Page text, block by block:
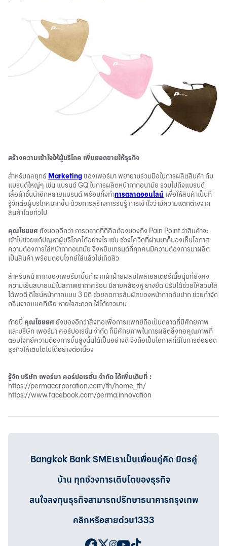
สร้างความเข้าใจให้ผู้บริโภค เพิ่มยอดขายให้ธุรกิจ
สำหรับกลยุทธ์ Marketing ของเพอร์มา พยายามร่วมมือในการผลิตสินค้า กับ
แบรนด์ใหญ่ๆ เช่น แบรนด์ GQ ในการผลิตหน้ากากอนามัย รวมไปถึงแบรนด์
เสื้อผ้าชั้นนำอีกหลายแบรนด์ พร้อมทั้งทำการตลาดออนไลน์ เพื่อให้สินค้าเป็นที่
รู้จักต่อผู้บริโภคมากขึ้น ด้วยการสร้างการรับรู้ การเข้าใจว่ามีความแตกต่างจาก
สินค้าโดยทั่วไป
คุณไชยยศ ยังบอกอีกว่า การตลาดที่ดีคือต้องมองถึง Pain Point ว่าสินค้าจะ
เข้าไปช่วยแก้ปัญหาผู้บริโภคได้อย่างไร เช่น ช่วงโควิดที่ผ่านมาก็มองเห็นโอกาส
ความต้องการใส่หน้ากากอนามัย จึงหยิบเทรนด์ที่ทุกคนมีความต้องการมาผลิต
เป็นสินค้า พร้อมตอบโจทย์ใส่แล้วไม่เกิดสิว
สำหรับหน้ากากของเพอร์มานั้นทำจากผ้าฝ้ายผสมโพลีเอสเตอร์เนื้อนุ่มที่ยังคง
ความเย็นสบายแม้ในสภาพอากาศร้อน มีสายคล้องหู ยางยืด ปรับได้ช่วยให้สวมใส่
ได้พอดี ดีไซน์หน้ากากแบบ 3 มิติ ช่วยลดการสัมผัสของหน้ากากกับปาก ช่วยกำจัด
กลิ่นจากแบคทีเรีย หายใจสะดวก ใส่ได้ยาวนาน
ท้ายนี้ คุณไชยยศ ยังมองอีกว่าสิ่งทอเพื่อการแพทย์ถือเป็นตลาดที่มีศักยภาพ
และบริษัท เพอร์มา คอร์ปอเรชั่น จำกัด ก็มีศักยภาพในการผลิตสิ่งทอคุณภาพที่
ตอบโจทย์ความต้องการขั้นสูงนั้นได้เป็นอย่างดี จึงถือเป็นโอกาสที่ดีในการต่อยอด
ธุรกิจให้เติบโตไปได้อย่างต่อเนื่อง
รู้จัก บริษัท เพอร์มา คอร์ปอเรชั่น จำกัด ได้เพิ่มเติมที่ :
https://permacorporation.com/th/home_th/
https://www.facebook.com/perma.innovation
Bangkok Bank SMEเราเป็นเพื่อนคู่คิด มิตรคู่
บ้าน ทุกช่วงการเติบโตของธุรกิจ
สนใจลงทุนธุรกิจสามารถปรึกษาธนาคารกรุงเทพ
คลิกหรือสายด่วน1333